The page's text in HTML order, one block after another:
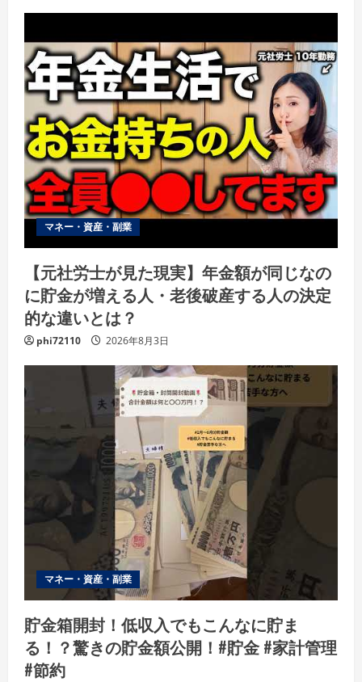
マネー・資産・副業
【元社労士が見た現実】年金額が同じなの
に貯金が増える人・老後破産する人の決定
的な違いとは？
phi72110 2026年8月3日
マネー・資産・副業
貯金箱開封！低収入でもこんなに貯ま
る！？驚きの貯金額公開！#貯金 #家計管理
#節約